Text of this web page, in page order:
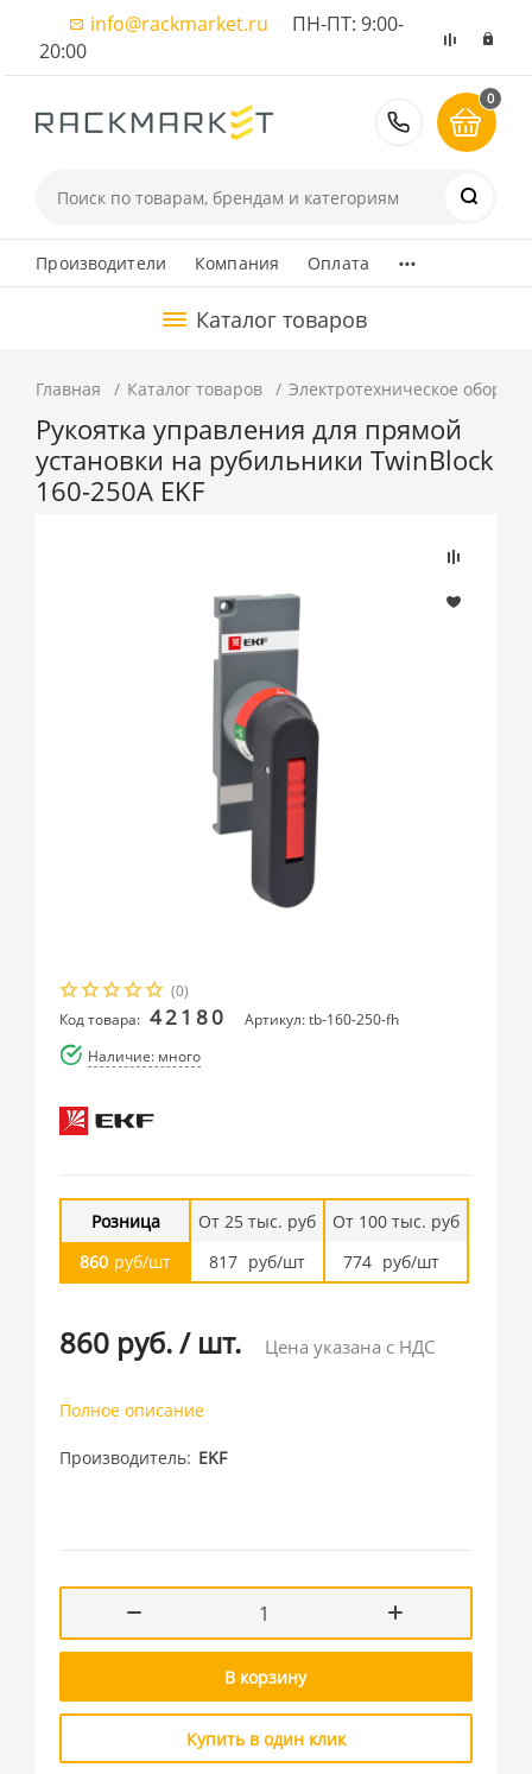
info@rackmarket.ru ПН-ПТ: 9:00-
20:00
8 (495)
0
Производители Компания Оплата ...
Каталог товаров
Главная Каталог товаров Электротехническое
Рукоятка управления для прямой
установки на рубильники TwinBlock
160-250А EKF
(0)
Код товара: 42180
Артикул: tb-160-250-fh
Наличие: много
Розница
860 руб/шт
От 25 тыс. руб
817 руб/шт
От 100 тыс. руб
774 руб/шт
860 руб./ шт. Цена указана с НДС
Полное описание
Производитель EKF
В корзину
Купить в один клик